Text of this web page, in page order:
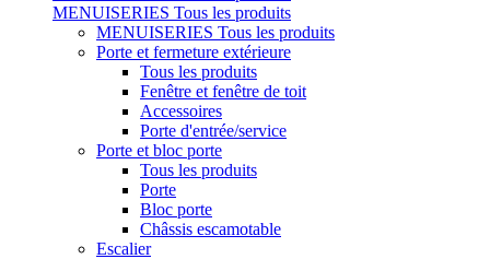
MENUISERIES Tous les produits
MENUISERIES Tous les produits
Porte et fermeture extérieure
Tous les produits
Fenêtre et fenêtre de toit
Accessoires
Porte d'entrée/service
Porte et bloc porte
Tous les produits
Porte
Bloc porte
Châssis escamotable
Escalier